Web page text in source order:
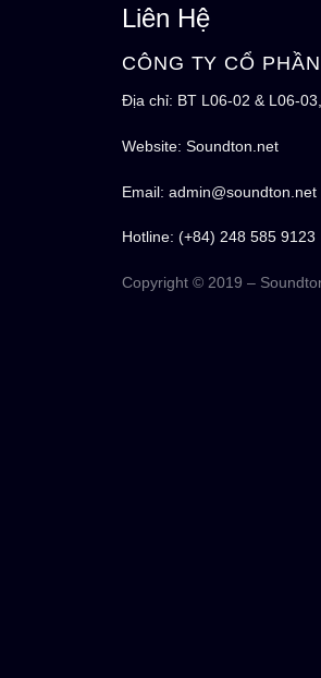
Liên Hệ
CÔNG TY CỔ
Địa chỉ: BT L06-02 & L06-
Website: Soundton.net
Email: admin@soundton.net
Hotline: (+84) 248 585 9123
Copyright © 2019 –